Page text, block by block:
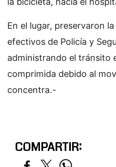
En el lugar, preservaron
efectivos de Policía y
administrando el tránsito
comprimida debido al
concentra.-
COMPARTIR: